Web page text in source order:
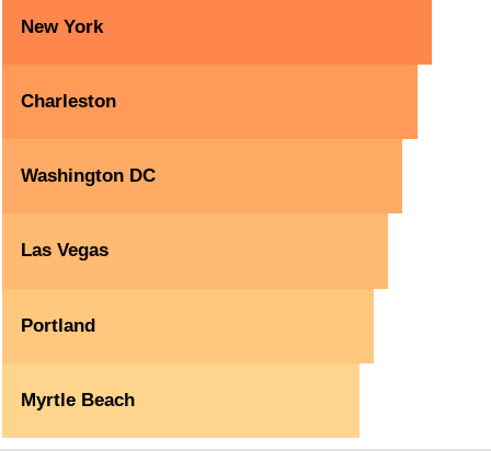
New York
Charleston
Washington DC
Las Vegas
Portland
Myrtle Beach